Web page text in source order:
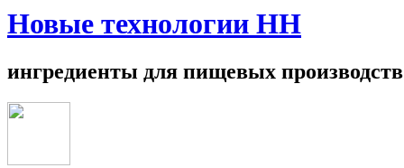
Новые технологии НН
ингредиенты для пищевых производств